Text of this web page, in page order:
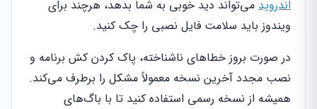
اندروید می‌تواند دید خوبی به شما بدهد، هرچند برای
ویندوز باید سلامت فایل نصبی را چک کنید.
در صورت بروز خطاهای ناشناخته، پاک کردن کش برنامه و
نصب مجدد آخرین نسخه معمولاً مشکل را برطرف می‌کند.
همیشه از نسخه رسمی استفاده کنید تا با باگ‌های